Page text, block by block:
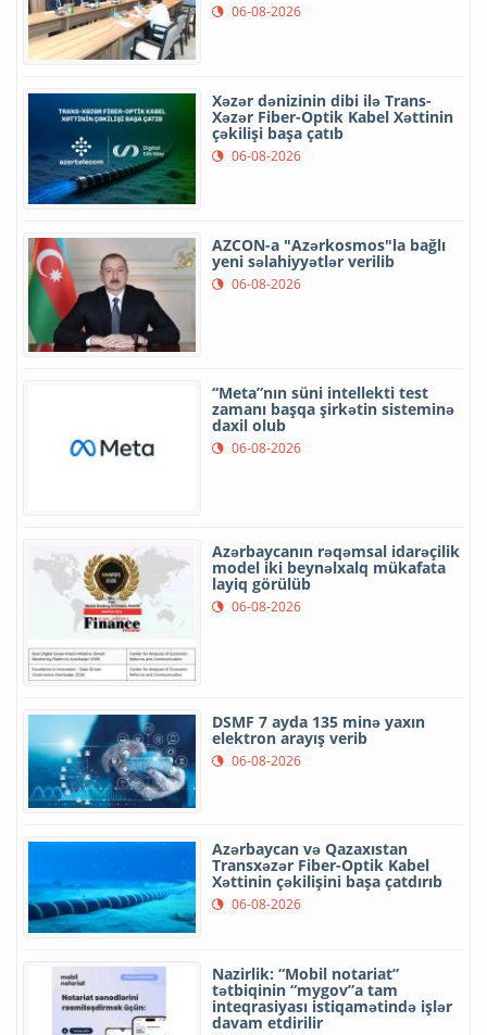
06-08-2026
Xəzər dənizinin dibi ilə Trans-
Xəzər Fiber-Optik Kabel Xəttinin
çəkilişi başa çatıb
06-08-2026
AZCON-a "Azərkosmos"la bağlı
yeni səlahiyyətlər verilib
06-08-2026
“Meta”nın süni intellekti test
zamanı başqa şirkətin sisteminə
daxil olub
06-08-2026
Azərbaycanın rəqəmsal idarəçilik
model iki beynəlxalq mükafata
layiq görülüb
06-08-2026
DSMF 7 ayda 135 minə yaxın
elektron arayış verib
06-08-2026
Azərbaycan və Qazaxıstan
Transxəzər Fiber-Optik Kabel
Xəttinin çəkilişini başa çatdırıb
06-08-2026
Nazirlik: “Mobil notariat”
tətbiqinin “mygov”a tam
inteqrasiyası istiqamətində işlər
davam etdirilir